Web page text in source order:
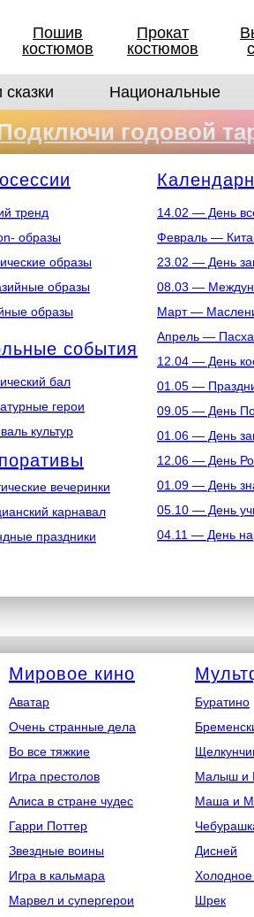
Пошив
костюмов
Прокат
костюмов
Национальные
сказки
годовой
тренд
образы
образы
образы
образы
события
бал
герои
культур
вечеринки
карнавал
праздники
14.02 — День
Февраль —
23.02 — День
08.03 —
Март —
Апрель — Пасха
12.04 — День
01.05 —
09.05 — День
01.06 — День
12.06 — День
01.09 — День
05.10 — День
04.11 — День
Мировое кино
Аватар
Очень странные дела
Во все тяжкие
Игра престолов
Алиса в стране чудес
Гарри Поттер
Звездные воины
Игра в кальмара
Марвел и супергерои
Буратино
Малыш и
Маша и
Дисней
Шрек